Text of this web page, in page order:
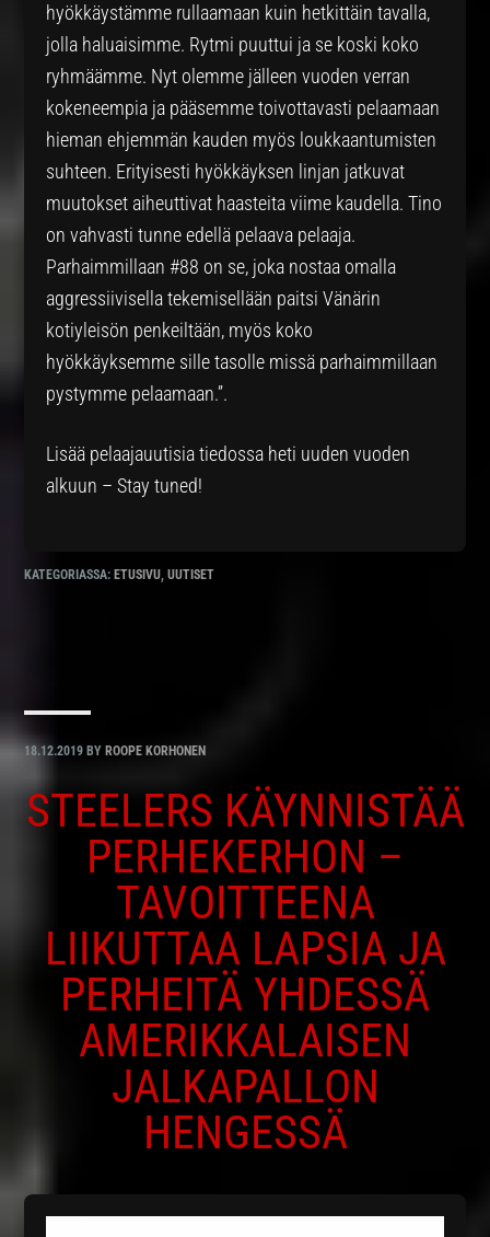
hyökkäystämme rullaamaan kuin hetkittäin tavalla,
jolla haluaisimme. Rytmi puuttui ja se koski koko
ryhmäämme. Nyt olemme jälleen vuoden verran
kokeneempia ja pääsemme toivottavasti pelaamaan
hieman ehjemmän kauden myös loukkaantumisten
suhteen. Erityisesti hyökkäyksen linjan jatkuvat
muutokset aiheuttivat haasteita viime kaudella. Tino
on vahvasti tunne edellä pelaava pelaaja.
Parhaimmillaan #88 on se, joka nostaa omalla
aggressiivisella tekemisellään paitsi Vänärin
kotiyleisön penkeiltään, myös koko
hyökkäyksemme sille tasolle missä parhaimmillaan
pystymme pelaamaan.”.
Lisää pelaajauutisia tiedossa heti uuden vuoden
alkuun – Stay tuned!
KATEGORIASSA: ETUSIVU,UUTISET
18.12.2019 BY ROOPE KORHONEN
STEELERS KÄYNNISTÄÄ
PERHEKERHON –
TAVOITTEENA
LIIKUTTAA LAPSIA JA
PERHEITÄ YHDESSÄ
AMERIKKALAISEN
JALKAPALLON
HENGESSÄ